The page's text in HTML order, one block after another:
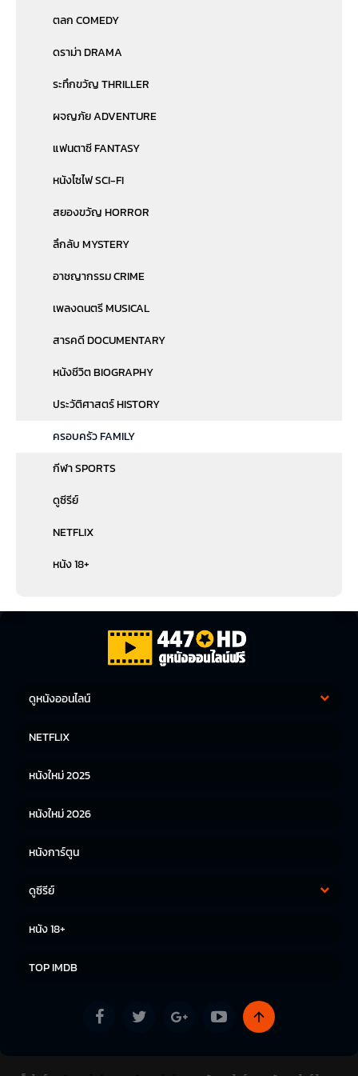
ตลก COMEDY
ดราม่า DRAMA
ระทึกขวัญ THRILLER
ผจญภัย ADVENTURE
แฟนตาซี FANTASY
หนังไซไฟ SCI-FI
สยองขวัญ HORROR
ลึกลับ MYSTERY
อาชญากรรม CRIME
เพลงดนตรี MUSICAL
สารคดี DOCUMENTARY
หนังชีวิต BIOGRAPHY
ประวัติศาสตร์ HISTORY
ครอบครัว FAMILY
กีฬา SPORTS
ดูซีรีย์
NETFLIX
หนัง 18+
ดูหนังออนไลน์
หนังญี่ปุ่น
NETFLIX
หนังใหม่ 2025
หนังใหม่ 2026
หนังการ์ตูน
ดูซีรีย์
หนัง 18+
TOP IMDB